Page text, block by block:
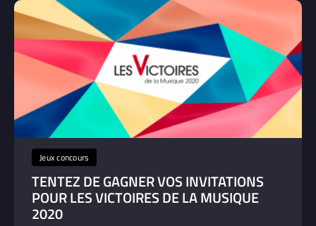
Jeux concours
TENTEZ DE GAGNER VOS INVITATIONS
POUR LES VICTOIRES DE LA MUSIQUE
2020